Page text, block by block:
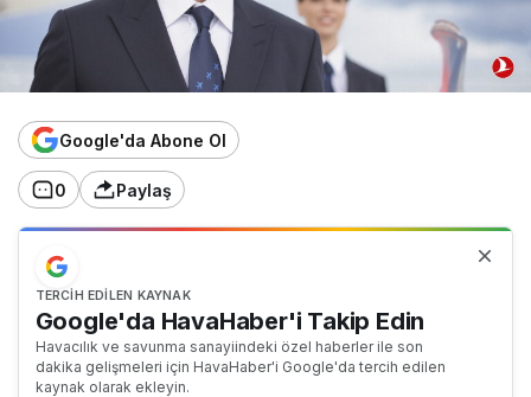
Google'da Abone Ol
0 Paylaş
TERCIH EDILEN KAYNAK
Google'da HavaHaber'i Takip Edin
Havacılık ve savunma sanayiindeki özel haberler ile son
dakika gelişmeleri için HavaHaber'i Google'da tercih edilen
kaynak olarak ekleyin.